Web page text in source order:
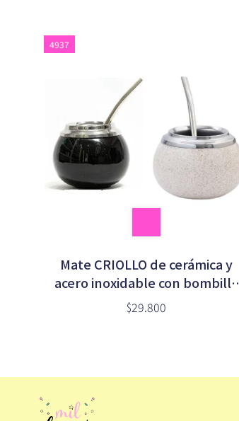
4937
Mate CRIOLLO de cerámica y
acero inoxidable con bombilla
en caja
$29.800